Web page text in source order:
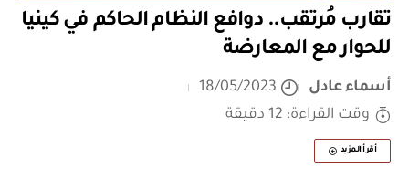
تقارب مُرتقب.. دوافع النظام الحاكم في كينيا
للحوار مع المعارضة
أسماء عادل
18/05/2023
وقت القراءة: 12 دقيقة
أقرأ المزيد